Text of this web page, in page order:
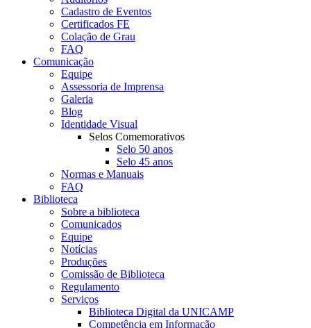
Cadastro de Eventos
Certificados FE
Colação de Grau
FAQ
Comunicação
Equipe
Assessoria de Imprensa
Galeria
Blog
Identidade Visual
Selos Comemorativos
Selo 50 anos
Selo 45 anos
Normas e Manuais
FAQ
Biblioteca
Sobre a biblioteca
Comunicados
Equipe
Notícias
Produções
Comissão de Biblioteca
Regulamento
Serviços
Biblioteca Digital da UNICAMP
Competência em Informação